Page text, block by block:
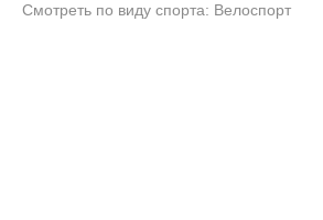
Смотреть по виду спорта: Велоспорт